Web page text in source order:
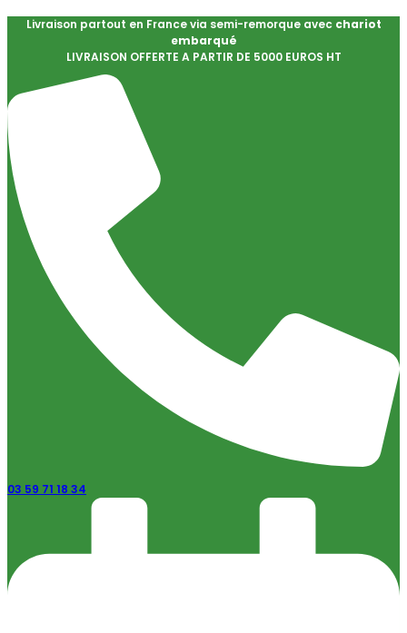
Livraison partout en France via semi-remorque avec chariot
embarqué
LIVRAISON OFFERTE A PARTIR DE 5000 EUROS HT
03 59 71 18 34